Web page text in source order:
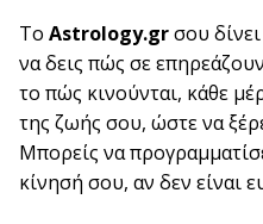
Το Astrology.grσου
να δεις πώς σε
το πώς κινούνται, κάθε
της ζωής σου, ώστε να
Μπορείς να
κίνησή σου, αν δεν είναι